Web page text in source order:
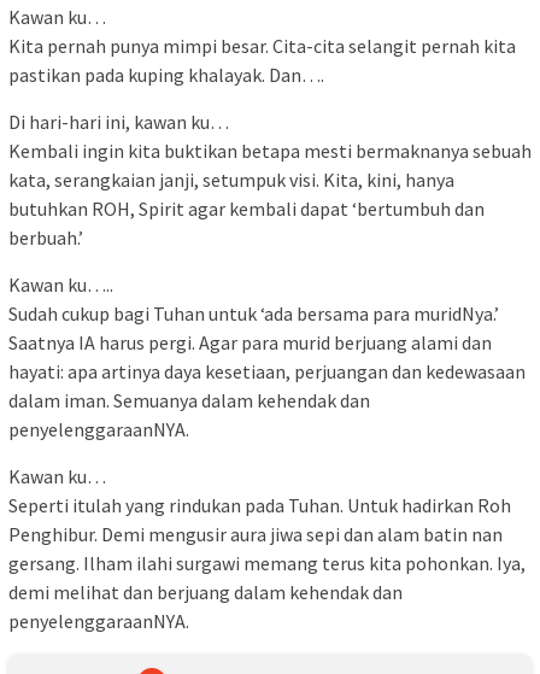
Kawan ku…
Kita pernah punya mimpi besar. Cita-cita selangit pernah kita
pastikan pada kuping khalayak. Dan….
Di hari-hari ini, kawan ku…
Kembali ingin kita buktikan betapa mesti bermaknanya sebuah
kata, serangkaian janji, setumpuk visi. Kita, kini, hanya
butuhkan ROH, Spirit agar kembali dapat ‘bertumbuh dan
berbuah.’
Kawan ku…..
Sudah cukup bagi Tuhan untuk ‘ada bersama para muridNya.’
Saatnya IA harus pergi. Agar para murid berjuang alami dan
hayati: apa artinya daya kesetiaan, perjuangan dan kedewasaan
dalam iman. Semuanya dalam kehendak dan
penyelenggaraanNYA.
Kawan ku…
Seperti itulah yang rindukan pada Tuhan. Untuk hadirkan Roh
Penghibur. Demi mengusir aura jiwa sepi dan alam batin nan
gersang. Ilham ilahi surgawi memang terus kita pohonkan. Iya,
demi melihat dan berjuang dalam kehendak dan
penyelenggaraanNYA.